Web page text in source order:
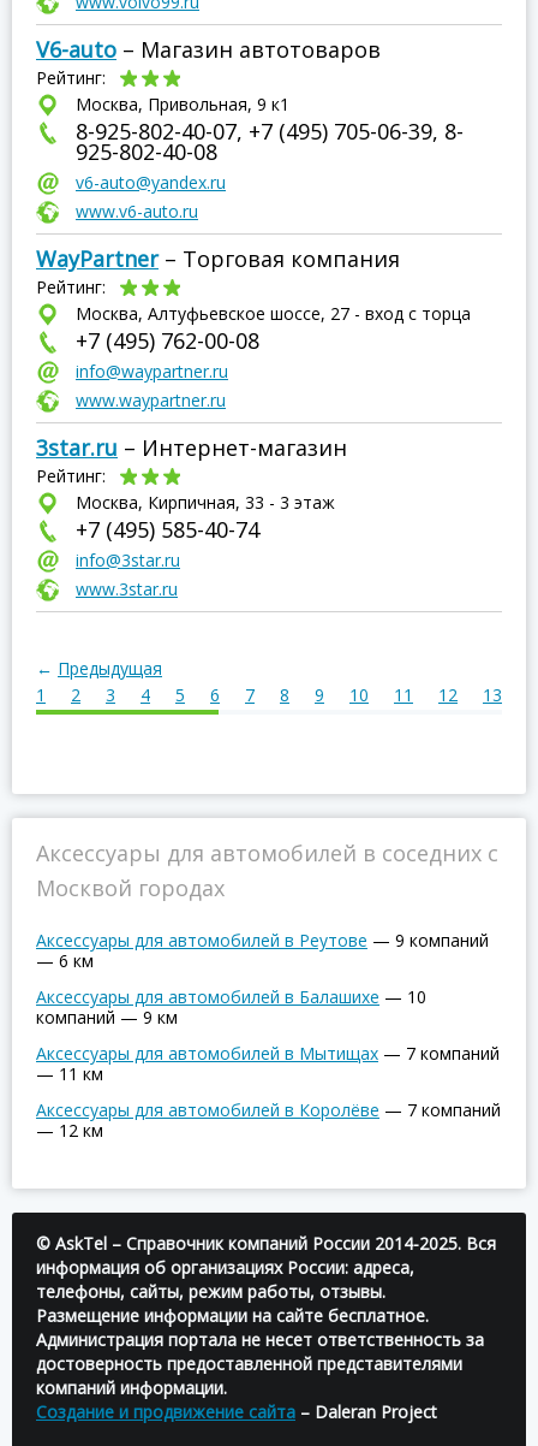
V6-auto – Магазин автотоваров
Рейтинг:
Москва, Привольная, 9 к1
8-925-802-40-07, +7 (495) 705-06-39, 8-
925-802-40-08
v6-auto@yandex.ru
www.v6-auto.ru
WayPartner– Торговая компания
Рейтинг:
Москва, Алтуфьевское шоссе, 27 - вход с торца
+7 (495) 762-00-08
info@waypartner.ru
www.waypartner.ru
3star.ru – Интернет-магазин
Рейтинг:
Москва, Кирпичная, 33 - 3 этаж
+7 (495) 585-40-74
info@3star.ru
www.3star.ru
← Предыдущая
1
2 3 4 5 6 7 8 9 10 11 12 13
Аксессуары для автомобилей в соседних с
Москвой городах
Аксессуары для автомобилей в Реутове — 9 компаний
— 6 км
Аксессуары для автомобилей в Балашихе — 10
компаний — 9 км
Аксессуары для автомобилей в Мытищах — 7 компаний
— 11 км
Аксессуары для автомобилей в Королёве — 7 компаний
— 12 км
© AskTel – Справочник компаний России 2014-2025. Вся
информация об организациях России: адреса,
телефоны, сайты, режим работы, отзывы.
Размещение информации на сайте бесплатное.
Администрация портала не несет ответственность за
достоверность предоставленной представителями
компаний информации.
Создание и продвижение сайта – Daleran Project